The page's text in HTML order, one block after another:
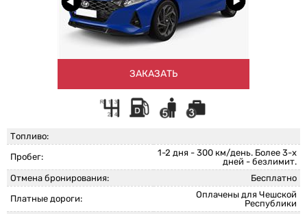
ЗАКАЗАТЬ
Топливо:
Пробег:
1-2 дня - 300 км/день. Более 3-х
дней - безлимит.
Отмена бронирования:
Бесплатно
Платные дороги:
Оплачены для Чешской
Республики